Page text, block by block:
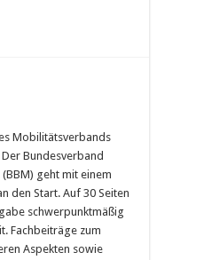
Mobilitätsverbands
Bundesverband
geht mit einem
den Start. Auf 30 Seiten
schwerpunktmäßig
Fachbeiträge zum
Aspekten sowie